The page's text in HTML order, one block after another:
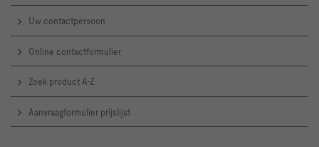
Uw contactpersoon
Online contactformulier
Zoek product A-Z
Aanvraagformulier prijslijst